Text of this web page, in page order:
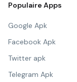
Populaire Apps
Google Apk
Facebook Apk
Twitter apk
Telegram Apk